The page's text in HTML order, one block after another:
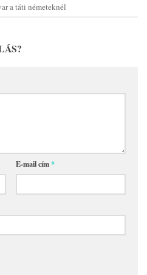
a táti németeknél
E-mail cím*